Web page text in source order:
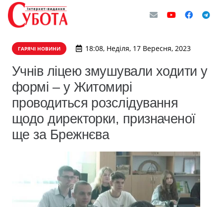
ГАРЯЧІ НОВИНИ 18:08, Неділя, 17 Вересня, 2023
Учнів ліцею змушували ходити у
формі – у Житомирі
проводиться розслідування
щодо директорки, призначеної
ще за Брежнєва